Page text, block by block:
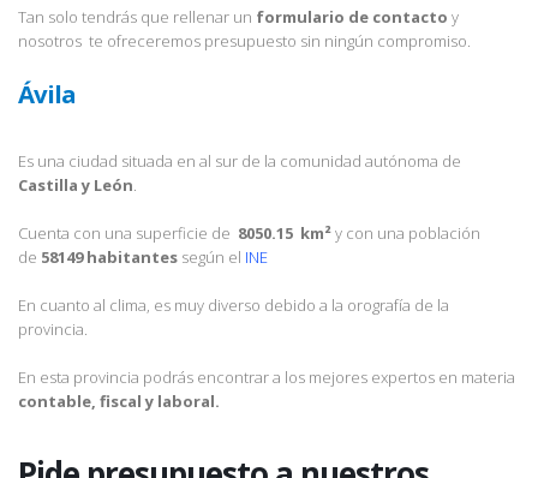
Tan solo tendrás que rellenar un formulario de contacto y
nosotros te ofreceremos presupuesto sin ningún compromiso.
Ávila
Es una ciudad situada en al sur de la comunidad autónoma de
Castilla y León.
Cuenta con una superficie de 8050.15 km²y con una población
de 58149 habitantes según el INE
En cuanto al clima, es muy diverso debido a la orografía de la
provincia.
En esta provincia podrás encontrar a los mejores expertos en materia
contable, fiscal y laboral.